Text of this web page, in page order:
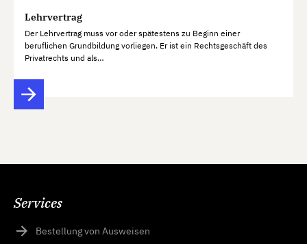
Lehrvertrag
Der Lehrvertrag muss vor oder spätestens zu Beginn einer
beruflichen Grundbildung vorliegen. Er ist ein Rechtsgeschäft des
Privatrechts und als…
Services
Bestellung von Ausweisen